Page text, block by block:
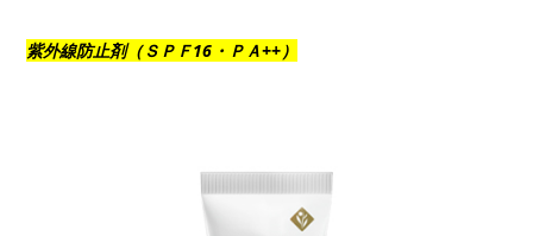
紫外線防止剤（ＳＰＦ16・ＰＡ++）